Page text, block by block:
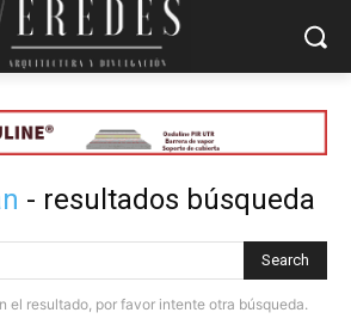
- resultados búsqueda
Search
el resultado, por favor intente otra búsqueda.